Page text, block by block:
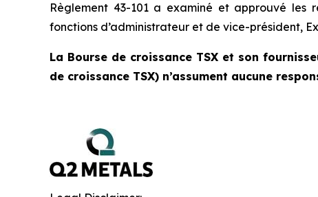
Règlement 43-101 a examiné et approuvé les
fonctions d’administrateur et de vice-président,
La Bourse de croissance TSX et son
de croissance TSX) n’assument aucune